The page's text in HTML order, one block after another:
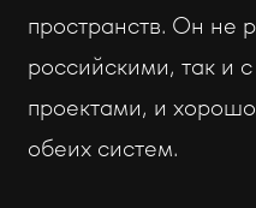
пространств. Он не
российскими, так и
проектами, и
обеих систем.